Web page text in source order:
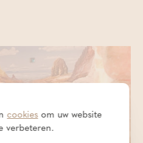
cookiesom uw website
verbeteren.